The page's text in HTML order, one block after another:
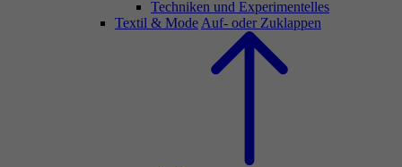
Techniken und Experimentelles
Textil & Mode Auf- oder Zuklappen